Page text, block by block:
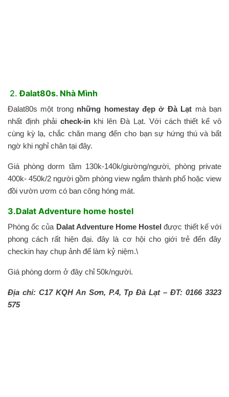
2.Đalat80s. Nhà Mình
Đalat80s một trong những homestay đẹp ở Đà Lạt mà bạn
nhất định phải check-inkhi lên Đà Lạt. Với cách thiết kế vô
cùng kỳ lạ, chắc chăn mang đến cho bạn sự hứng thú và bất
ngờ khi nghỉ chân tại đây.
Giá phòng dorm tầm 130k-140k/giường/người, phòng private
400k- 450k/2 người gồm phòng view ngắm thành phố hoặc view
đồi vườn ươm có ban công hóng mát.
3.Dalat Adventure home hostel
Phòng ốc của Dalat Adventure Home Hostel được thiết kế với
phong cách rất hiện đại. đây là cơ hội cho giới trẻ đến đây
checkin hay chụp ảnh để làm kỷ niệm.\
Giá phòng dorm ở đây chỉ 50k/người.
Địa chỉ: C17 KQH An Sơn, P.4, Tp Đà Lạt – ĐT: 0166 3323
575